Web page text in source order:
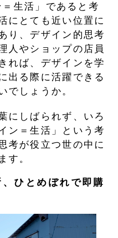
＝生活」であると考
にとても近い位置に
り、デザイン的思考
人やショップの店員
れば、デザインを学
出る際に活躍できる
でしょうか。
にしばられず、いろ
ン＝生活」という考
考が役立つ世の中に
す。
ひとめぼれで即購